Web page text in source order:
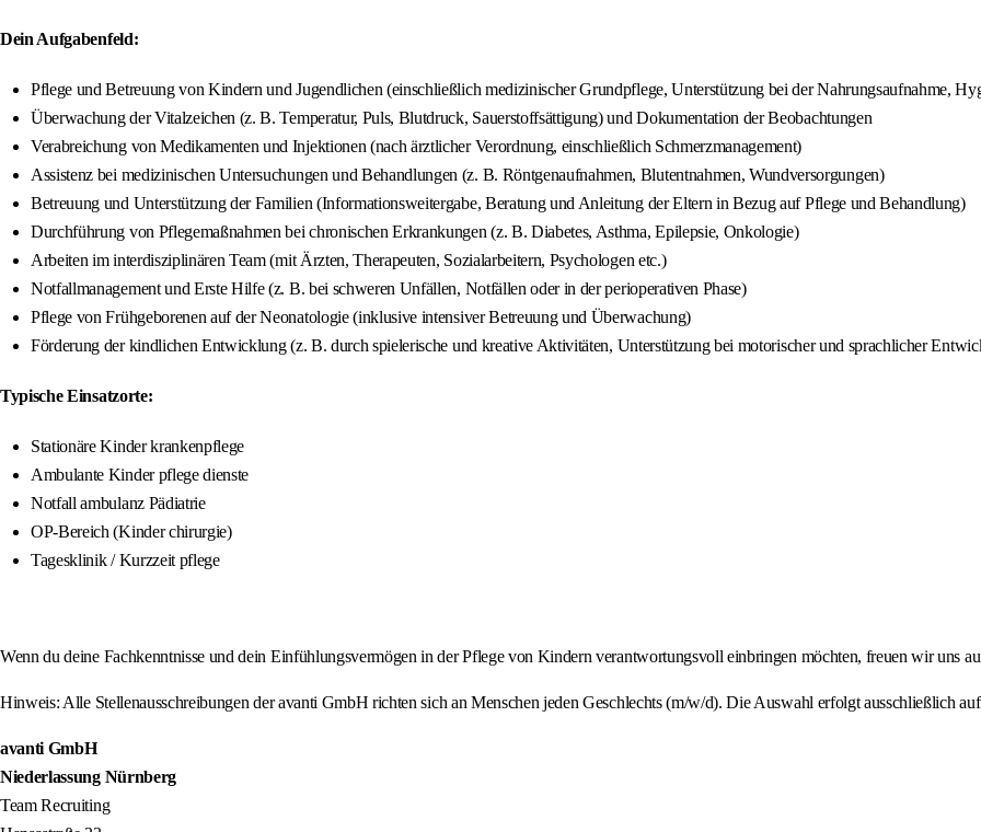
Dein Aufgabenfeld:
Pflege und Betreuung von Kindern und Jugendlichen (einschließlich medizinischer Grundpflege, Unterstützung bei der Nahrungsaufnahme,
Überwachung der Vitalzeichen (z. B. Temperatur, Puls, Blutdruck, Sauerstoffsättigung) und Dokumentation der Beobachtungen
Verabreichung von Medikamenten und Injektionen (nach ärztlicher Verordnung, einschließlich Schmerzmanagement)
Assistenz bei medizinischen Untersuchungen und Behandlungen (z. B. Röntgenaufnahmen, Blutentnahmen, Wundversorgungen)
Betreuung und Unterstützung der Familien (Informationsweitergabe, Beratung und Anleitung der Eltern in Bezug auf Pflege und Behandlung)
Durchführung von Pflegemaßnahmen bei chronischen Erkrankungen (z. B. Diabetes, Asthma, Epilepsie, Onkologie)
Arbeiten im interdisziplinären Team (mit Ärzten, Therapeuten, Sozialarbeitern, Psychologen etc.)
Notfallmanagement und Erste Hilfe (z. B. bei schweren Unfällen, Notfällen oder in der perioperativen Phase)
Pflege von Frühgeborenen auf der Neonatologie (inklusive intensiver Betreuung und Überwachung)
Förderung der kindlichen Entwicklung (z. B. durch spielerische und kreative Aktivitäten, Unterstützung bei motorischer und sprachlicher
Typische Einsatzorte:
Stationäre Kinder krankenpflege
Ambulante Kinder pflege dienste
Notfall ambulanz Pädiatrie
OP-Bereich (Kinder chirurgie)
Tagesklinik / Kurzzeit pflege
Wenn du deine Fachkenntnisse und dein Einfühlungsvermögen in der Pflege von Kindern verantwortungsvoll einbringen möchten, freuen wir uns
Hinweis: Alle Stellenausschreibungen der avanti GmbH richten sich an Menschen jeden Geschlechts (m/w/d). Die Auswahl erfolgt ausschließlich
avanti GmbH
Niederlassung Nürnberg
Team Recruiting